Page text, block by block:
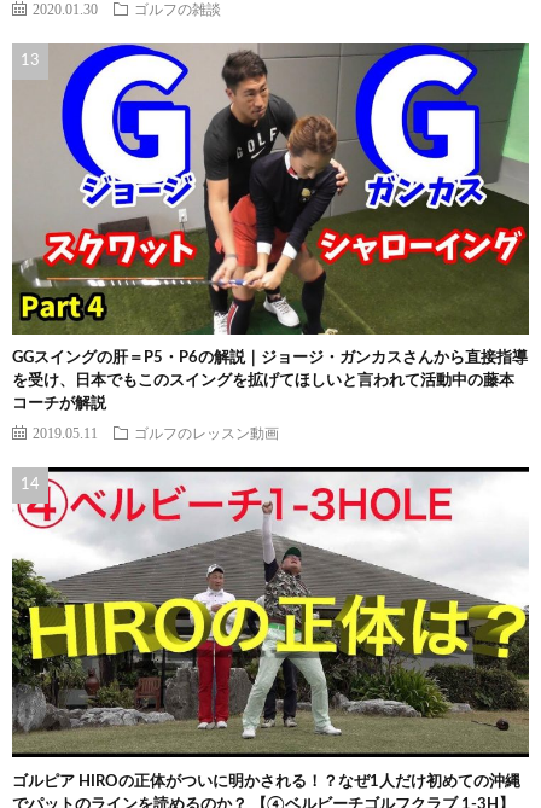
2020.01.30 ゴルフの雑談
GGスイングの肝＝P5・P6の解説｜ジョージ・ガンカスさんから直接指導
を受け、日本でもこのスイングを拡げてほしいと言われて活動中の藤本
コーチが解説
2019.05.11 ゴルフのレッスン動画
ゴルピア HIROの正体がついに明かされる！？なぜ1人だけ初めての沖縄
でパットのラインを読めるのか？ 【④ベルビーチゴルフクラブ 1-3H】